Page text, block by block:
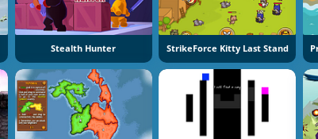
Stealth Hunter StrikeForce Kitty Last Stand